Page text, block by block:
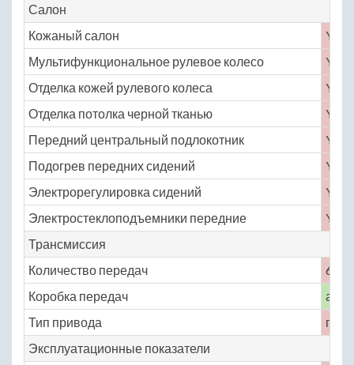
Салон
Кожаный салон
Yes
Мультифункциональное рулевое колесо
Yes
Отделка кожей рулевого колеса
Yes
Отделка потолка черной тканью
Yes
Передний центральный подлокотник
Yes
Подогрев передних сидений
Yes
Электрорегулировка сидений
Yes
Электростеклоподъемники передние
Yes
Трансмиссия
Количество передач
6
Коробка передач
Тип привода
Эксплуатационные показатели